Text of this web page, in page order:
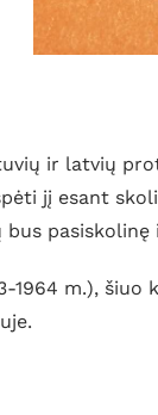
ir latvių
jį esant
m.), šiuo